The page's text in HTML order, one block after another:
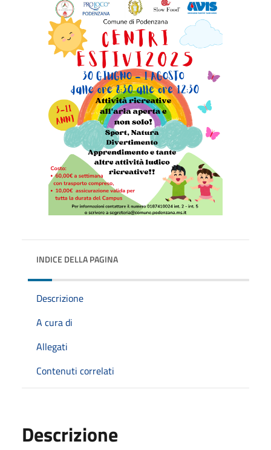
INDICE DELLA PAGINA
Descrizione
A cura di
Allegati
Contenuti correlati
Descrizione